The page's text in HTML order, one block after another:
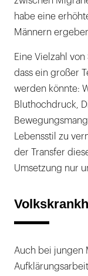
habe eine
Männern
Eine Vielzahl
dass ein großer
werden könnte:
Bluthochdruck,
Lebensstil zu
der Transfer
Umsetzung nur
Auch bei jungen